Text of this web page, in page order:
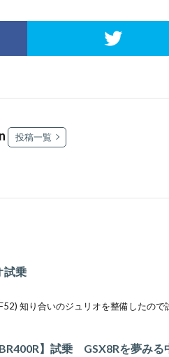
投稿一覧
試乗
知り合いのジュリオを整備したの
】試乗 GSX8Rを夢み